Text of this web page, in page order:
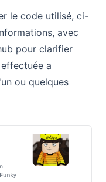
le code utilisé, ci-
avec
pour clarifier
a
ou quelques